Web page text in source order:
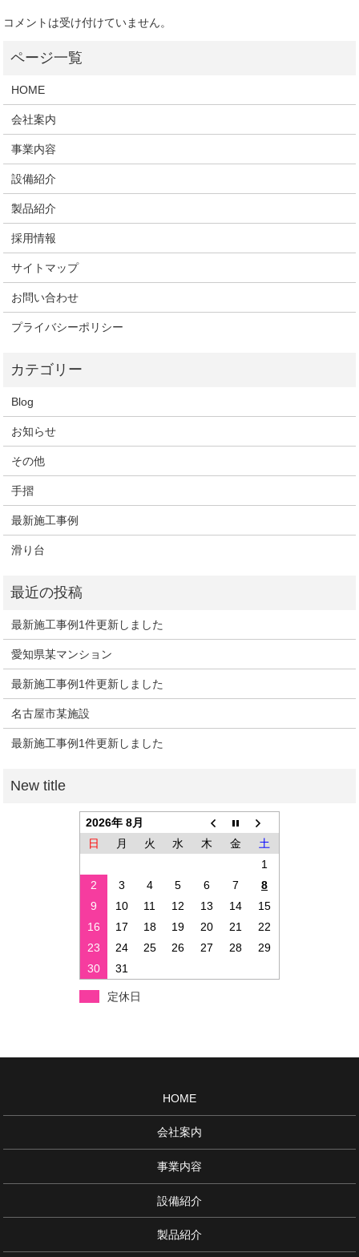
コメントは受け付けていません。
HOME
会社案内
事業内容
設備紹介
製品紹介
採用情報
サイトマップ
お問い合わせ
プライバシーポリシー
Blog
お知らせ
その他
手摺
最新施工事例
滑り台
最新施工事例1件更新しました
愛知県某マンション
最新施工事例1件更新しました
名古屋市某施設
最新施工事例1件更新しました
2026年 8月
日
月 火 水 木 金
土
1
2
3 4 5 6 7
8
9
10 11 12 13 14
15
16
17 18 19 20 21
22
23
24 25 26 27 28
29
30
31
定休日
HOME
会社案内
事業内容
設備紹介
製品紹介